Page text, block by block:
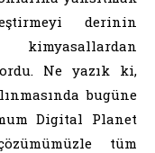
derinin
Ne yazık ki,
bugüne
Digital Planet
tüm